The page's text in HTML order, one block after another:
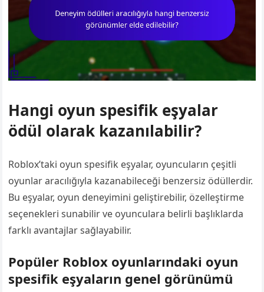
Hangi oyun spesifik eşyalar
ödül olarak kazanılabilir?
Roblox’taki oyun spesifik eşyalar, oyuncuların çeşitli
oyunlar aracılığıyla kazanabileceği benzersiz ödüllerdir.
Bu eşyalar, oyun deneyimini geliştirebilir, özelleştirme
seçenekleri sunabilir ve oyunculara belirli başlıklarda
farklı avantajlar sağlayabilir.
Popüler Roblox oyunlarındaki oyun
spesifik eşyaların genel görünümü